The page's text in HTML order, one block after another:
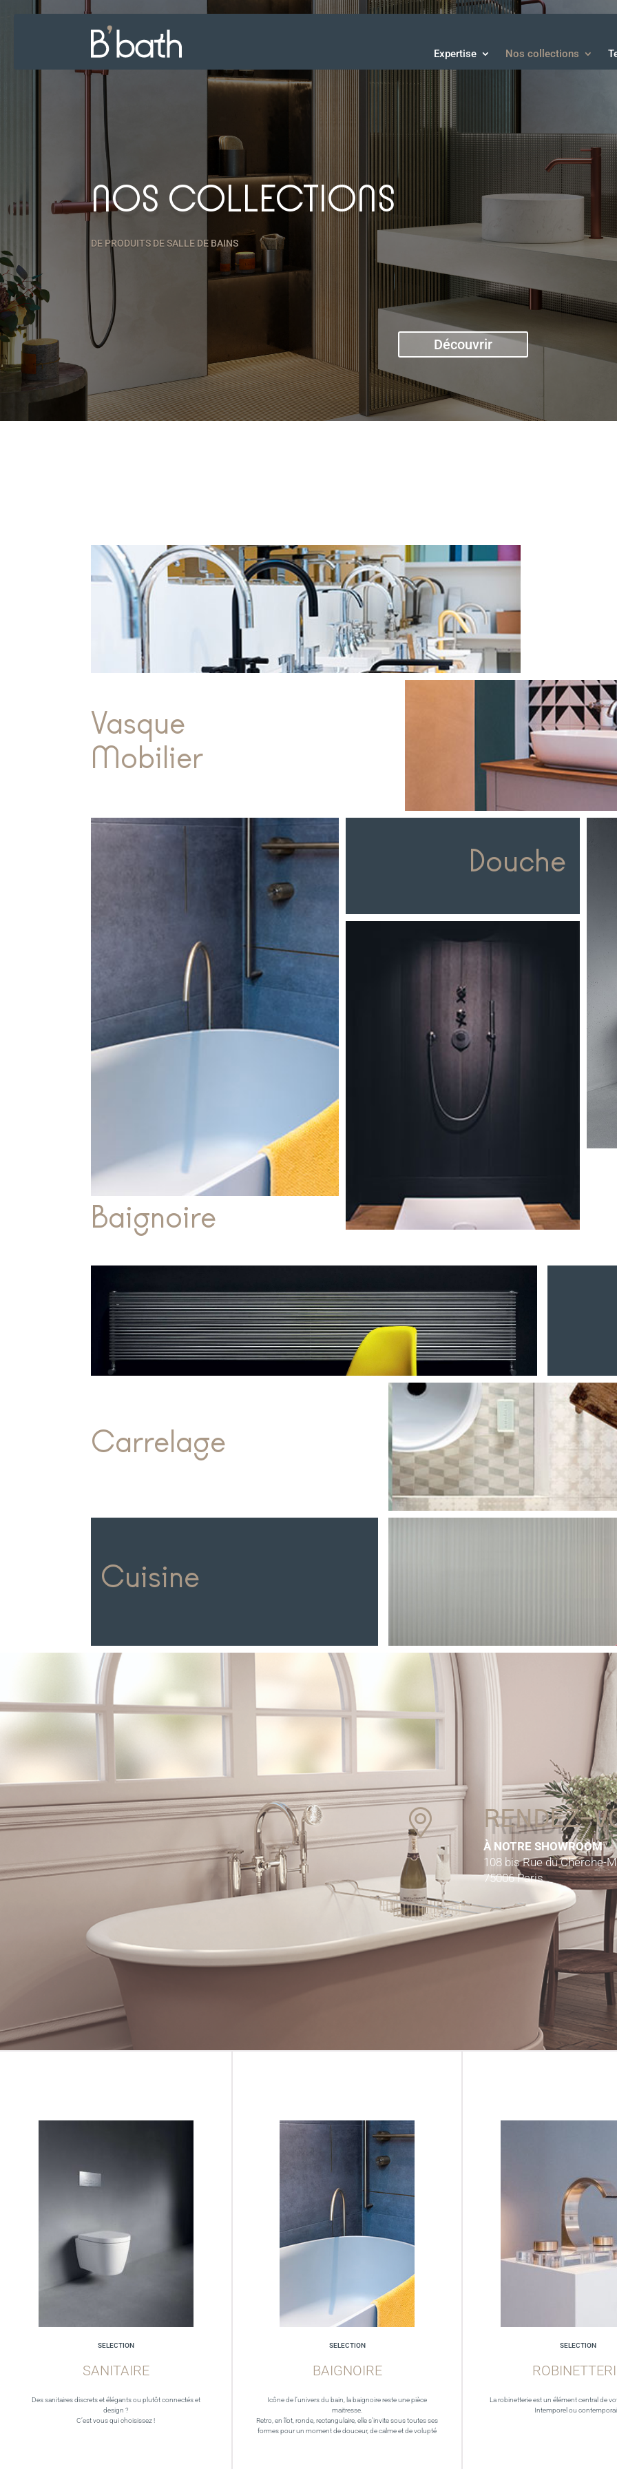
Expertise Nos collections
NOS COLLECTIONS
DE PRODUITS DE SALLE DE BAINS
Découvrir
Vasque
Mobilier
Baignoire
Douche
Carrelage
Cuisine
RENDEZ-
À NOTRE SHOWROOM
108 bis Rue du Cherche-
75006 Paris
SELECTION
SANITAIRE
Des sanitaires discrets et élégants ou plutôt connectés et
design ?
C’est vous qui choisissez !
SELECTION
BAIGNOIRE
Icône de l’univers du bain, la baignoire reste une pièce
maitresse.
Retro, en îlot, ronde, rectangulaire, elle s’invite sous toutes ses
formes pour un moment de douceur, de calme et de volupté
SELECTION
La robinetterie est un élément central de
Intemporel ou